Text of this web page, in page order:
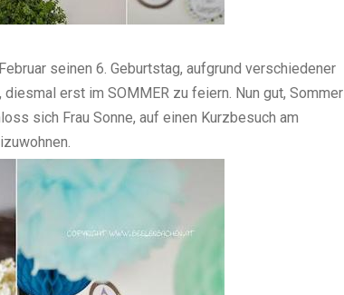
seinen 6. Geburtstag, aufgrund verschiedener
erst im SOMMER zu feiern. Nun gut, Sommer
sich Frau Sonne, auf einen Kurzbesuch am